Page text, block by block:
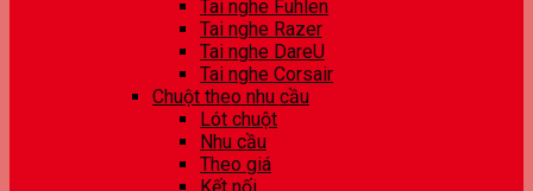
Tai nghe Fuhlen
Tai nghe Razer
Tai nghe DareU
Tai nghe Corsair
Chuột theo nhu cầu
Lót chuột
Nhu cầu
Theo giá